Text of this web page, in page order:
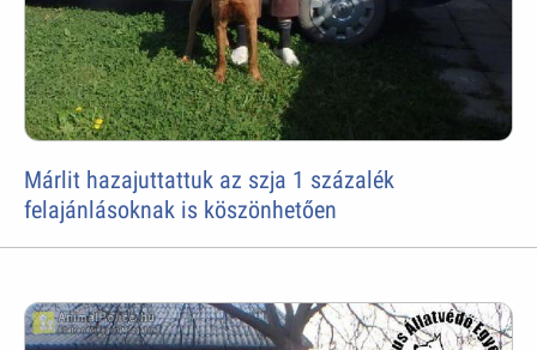
Márlit hazajuttattuk az szja 1 százalék
felajánlásoknak is köszönhetően